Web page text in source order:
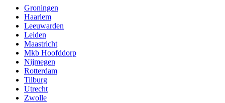
Groningen
Haarlem
Leeuwarden
Leiden
Maastricht
Mkb Hoofddorp
Nijmegen
Rotterdam
Tilburg
Utrecht
Zwolle